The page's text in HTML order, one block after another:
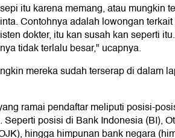
itu karena memang, atau mungkin
Contohnya adalah lowongan
dokter, itu kan susah kan seperti
tidak terlalu besar," ucapnya.
mereka sudah terserap di dalam
ramai pendaftar meliputi posisi-
Seperti posisi di Bank Indonesia (BI),
hingga himpunan bank negara